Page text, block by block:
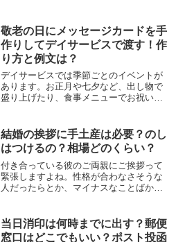
法◆鶏足寺周辺のランチ情報◆鶏足寺の
紅葉はツアーも便利につい...
敬老の日にメッセージカードを手
作りしてデイサービスで渡す！作
り方と例文は？
デイサービスでは季節ごとのイベントが
あります。お正月や七夕など、出し物で
盛り上げたり、食事メニューでお祝いす
職員から手作りのメッセージカードを渡
すきっとどんなものでも受...
結婚の挨拶に手土産は必要？のし
はつけるの？相場どのくらい？
付き合っている彼のご両親にご挨拶って
緊張しますよね。性格が合わなさそうな
人だったらとか、マイナスなことばかり
れてくれるはずです。今から、相手のご
両親への結婚のご挨拶につ...
当日消印は何時までに出す？郵便
窓口はどこでもいい？ポスト投函